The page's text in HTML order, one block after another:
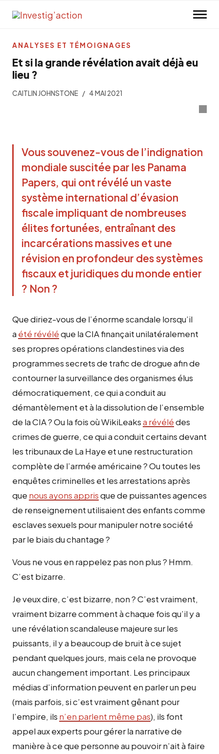
Et si la grande révélation avait déjà eu
lieu ?
CAITLIN JOHNSTONE 4 MAI 2021
Vous souvenez-vous de l’indignation
mondiale suscitée par les Panama
Papers, qui ont révélé un vaste
système international d’évasion
fiscale impliquant de nombreuses
élites fortunées, entraînant des
incarcérations massives et une
révision en profondeur des systèmes
fiscaux et juridiques du monde entier
? Non ?
Que diriez-vous de l’énorme scandale lorsqu’il
a été révéléque la CIA finançait unilatéralement
ses propres opérations clandestines via des
programmes secrets de trafic de drogue afin de
contourner la surveillance des organismes élus
démocratiquement, ce qui a conduit au
démantèlement et à la dissolution de l’ensemble
de la CIA ? Ou la fois où WikiLeaksa révélédes
crimes de guerre, ce qui a conduit certains devant
les tribunaux de La Haye et une restructuration
complète de l’armée américaine ? Ou toutes les
enquêtes criminelles et les arrestations après
que nous ayons apprisque de puissantes agences
de renseignement utilisaient des enfants comme
esclaves sexuels pour manipuler notre société
par le biais du chantage ?
Vous ne vous en rappelez pas non plus ? Hmm.
C’est bizarre.
Je veux dire, c’est bizarre, non ? C’est vraiment,
vraiment bizarre comment à chaque fois qu’il y a
une révélation scandaleuse majeure sur les
puissants, il y a beaucoup de bruit à ce sujet
pendant quelques jours, mais cela ne provoque
aucun changement important. Les principaux
médias d’information peuvent en parler un peu
(mais parfois, si c’est vraiment gênant pour
l’empire, ils n’en parlent même pas), ils font
appel aux experts pour gérer la narrative de
manière à ce que personne au pouvoir n’ait à faire
ANALYSES ET TÉMOIGNAGES